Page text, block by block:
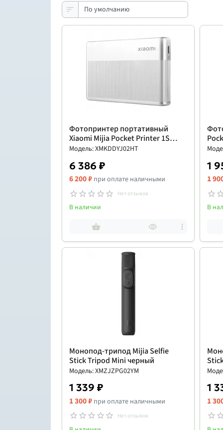
Фотопринтер портативный
Xiaomi Mijia Pocket Printer 1S
(XMKDDYJ02HT)
Модель: XMKDDYJ02HT
6 386 ₽
6 200 ₽ при оплате наличными
Нет отзывов
В наличии
1
1
В
Монопод-трипод Mijia Selfie
Stick Tripod Mini черный
Модель: XMZJZPG02YM
1 339 ₽
1 300 ₽ при оплате наличными
Нет отзывов
1
1